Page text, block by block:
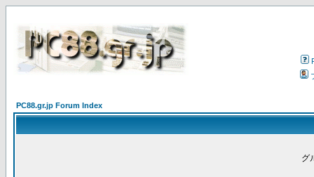
PC88.gr.jp Forum Index
グ